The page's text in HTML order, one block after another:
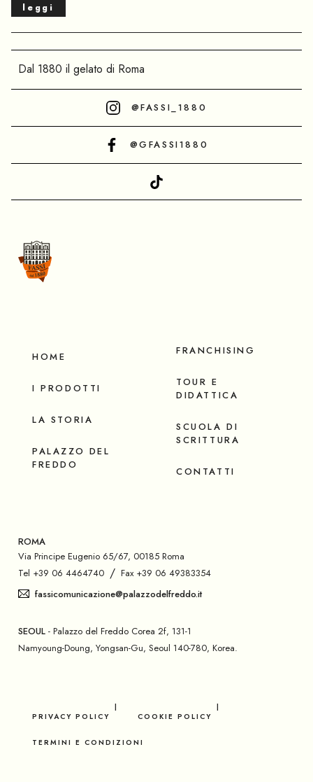
leggi
Dal 1880 il gelato di Roma
@FASSI_1880
@GFASSI1880
HOME
I PRODOTTI
LA STORIA
PALAZZO DEL
FREDDO
FRANCHISING
TOUR E
DIDATTICA
SCUOLA DI
SCRITTURA
CONTATTI
ROMA
Via Principe Eugenio 65/67, 00185 Roma
Tel +39 06 4464740 / Fax +39 06 49383354
fassicomunicazione@palazzodelfreddo.it
SEOUL - Palazzo del Freddo Corea 2f, 131-1
Namyoung-Doung, Yongsan-Gu, Seoul 140-780, Korea.
PRIVACY POLICY COOKIE POLICY
TERMINI E CONDIZIONI